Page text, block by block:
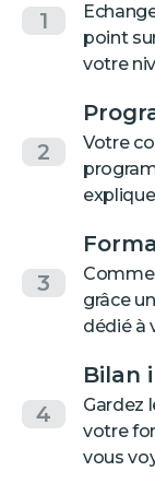
1
point
votre
2
Votre
3
grâce
dédié à
4
Bilan
Gardez
votre
vous